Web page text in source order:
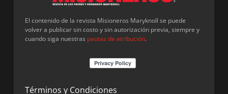
El contenido de la revista Misioneros Maryknoll se puede
volver a publicar sin costo y sin autorización previa, siempre y
cuando siga nuestras pautas de atribución.
Términos y Condiciones